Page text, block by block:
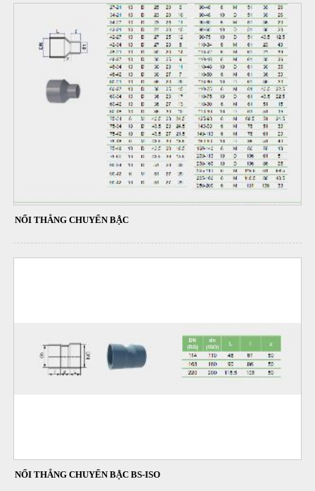
NỐI THẲNG CHUYỂN BẬC
NỐI THẲNG CHUYỂN BẬC BS-ISO